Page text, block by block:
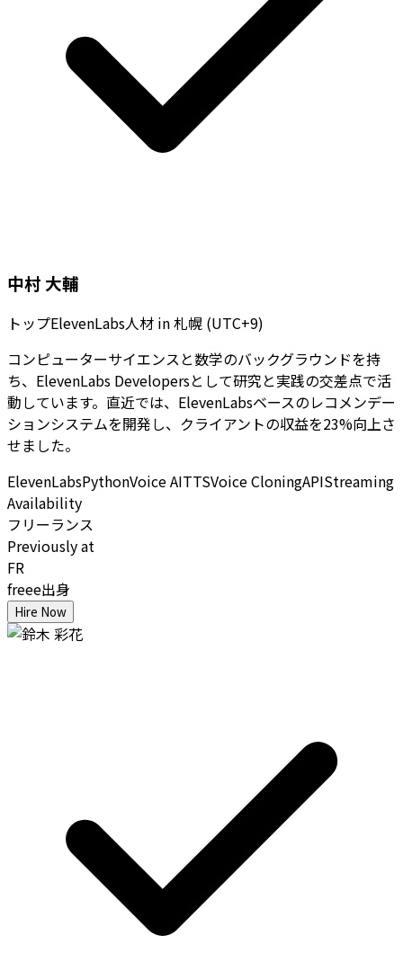
中村 大輔
トップElevenLabs人材 in札幌 (UTC+9)
コンピューターサイエンスと数学のバックグラウンドを持
ち、ElevenLabs Developersとして研究と実践の交差点で活
動しています。直近では、ElevenLabsベースのレコメンデー
ションシステムを開発し、クライアントの収益を23%向上さ
せました。
ElevenLabsPythonVoice AITTSVoice CloningAPIStreaming
Availability
フリーランス
Previously at
FR
freee出身
Hire Now